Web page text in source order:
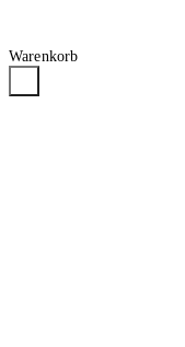
Warenkorb